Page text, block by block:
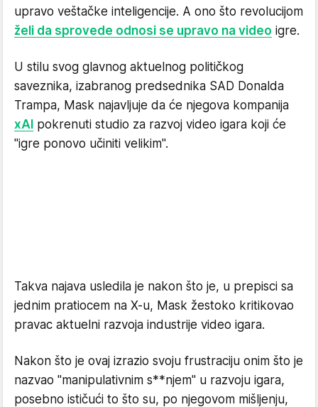
upravo veštačke inteligencije. A ono što revolucijom
želi da sprovede odnosi se upravo na video igre.
U stilu svog glavnog aktuelnog političkog
saveznika, izabranog predsednika SAD Donalda
Trampa, Mask najavljuje da će njegova kompanija
xAI pokrenuti studio za razvoj video igara koji će
"igre ponovo učiniti velikim".
Takva najava usledila je nakon što je, u prepisci sa
jednim pratiocem na X-u, Mask žestoko kritikovao
pravac aktuelni razvoja industrije video igara.
Nakon što je ovaj izrazio svoju frustraciju onim što je
nazvao "manipulativnim s**njem" u razvoju igara,
posebno ističući to što su, po njegovom mišljenju,